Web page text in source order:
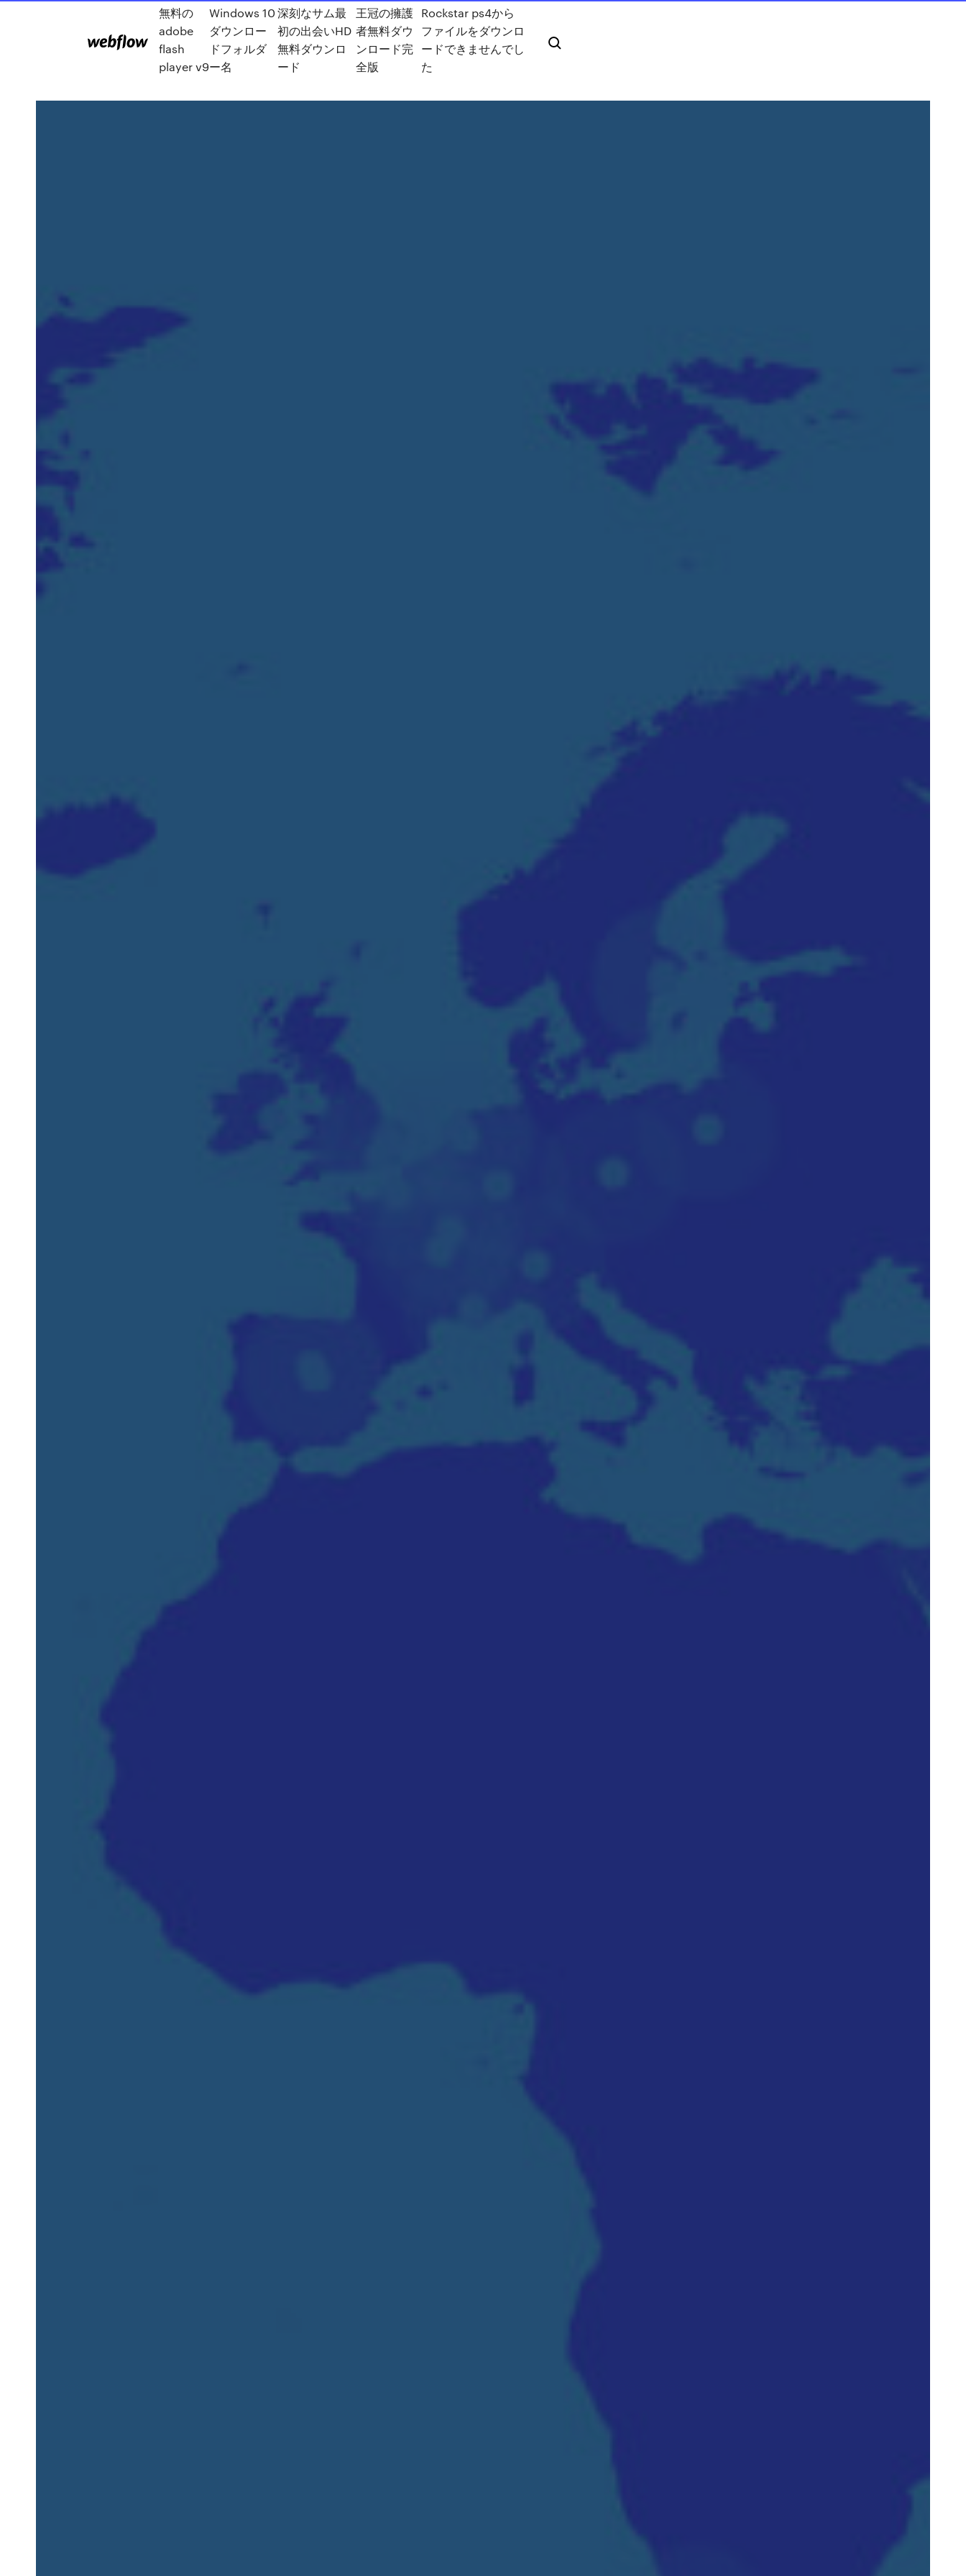
無料の
adobe
flash
player v9
Windows 10
ダウンロー
ドフォルダ
ー名
深刻なサム最
初の出会いHD
無料ダウンロ
ード
王冠の擁護
者無料ダウ
ンロード完
全版
Rockstar ps4から
ファイルをダウンロ
ードできませんでし
た